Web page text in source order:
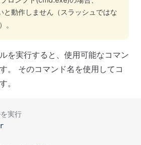
と動作しません（スラッシュではな
。
を実行すると、使用可能なコマン
。 そのコマンド名を使用してコ
。
実行